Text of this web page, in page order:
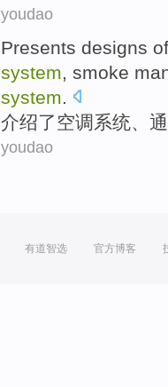
youdao
Presents designs of
system smoke
system
介绍了空调系统
youdao
有道智选 官方博客